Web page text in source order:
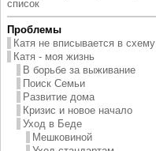
список
Проблемы
Катя не вписывается в схему
Катя - моя жизнь
В борьбе за выживание
Поиск Семьи
Развитие дома
Кризис и новое начало
Уход в Беде
Мешковиной